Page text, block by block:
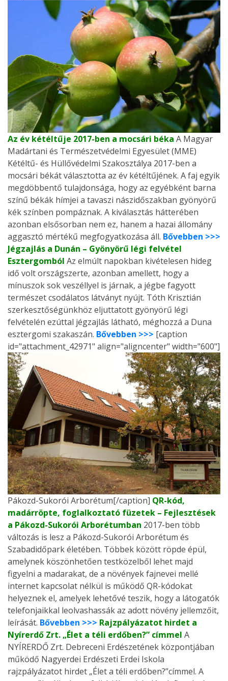
Az év kétéltűje 2017-ben a mocsári béka A Magyar
Madártani és Természetvédelmi Egyesület (MME)
Kétéltű- és Hüllővédelmi Szakosztálya 2017-ben a
mocsári békát választotta az év kétéltűjének. A faj egyik
megdöbbentő tulajdonsága, hogy az egyébként barna
színű békák hímjei a tavaszi nászidőszakban gyönyörű
kék színben pompáznak. A kiválasztás hátterében
azonban elsősorban nem ez, hanem a hazai állomány
aggasztó mértékű megfogyatkozása áll. Bővebben >>>
Jégzajlás a Dunán – Gyönyörű légi felvétel
Esztergomból Az elmúlt napokban kivételesen hideg
idő volt országszerte, azonban amellett, hogy a
mínuszok sok veszéllyel is járnak, a jégbe fagyott
természet csodálatos látványt nyújt. Tóth Krisztián
szerkesztőségünkhöz eljuttatott gyönyörű légi
felvételén ezúttal jégzajlás látható, méghozzá a Duna
esztergomi szakaszán. Bővebben >>> [caption
id="attachment_42971" align="aligncenter" width="600"]
Pákozd-Sukorói Arborétum[/caption] QR-kód,
madárröpte, foglalkoztató füzetek – Fejlesztések
a Pákozd-Sukorói Arborétumban 2017-ben több
változás is lesz a Pákozd-Sukorói Arborétum és
Szabadidőpark életében. Többek között röpde épül,
amelynek köszönhetően testközelből lehet majd
figyelni a madarakat, de a növények fajnevei mellé
internet kapcsolat nélkül is működő QR-kódokat
helyeznek el, amelyek lehetővé teszik, hogy a látogatók
telefonjaikkal leolvashassák az adott növény jellemzőit,
leírását. Bővebben >>> Rajzpályázatot hirdet a
Nyírerdő Zrt. „Élet a téli erdőben?” címmel A
NYÍRERDŐ Zrt. Debreceni Erdészetének központjában
működő Nagyerdei Erdészeti Erdei Iskola
rajzpályázatot hirdet „Élet a téli erdőben?”címmel. A